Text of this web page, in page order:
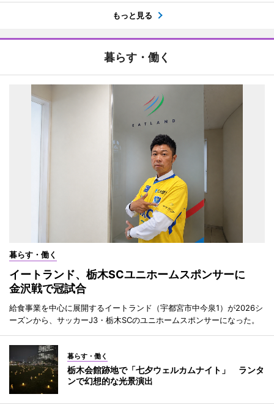
もっと見る
暮らす・働く
暮らす・働く
イートランド、栃木SCユニホームスポンサーに
金沢戦で冠試合
給食事業を中心に展開するイートランド（宇都宮市中今泉1）が2026シ
ーズンから、サッカーJ3・栃木SCのユニホームスポンサーになった。
暮らす・働く
栃木会館跡地で「七夕ウェルカムナイト」 ランタ
ンで幻想的な光景演出